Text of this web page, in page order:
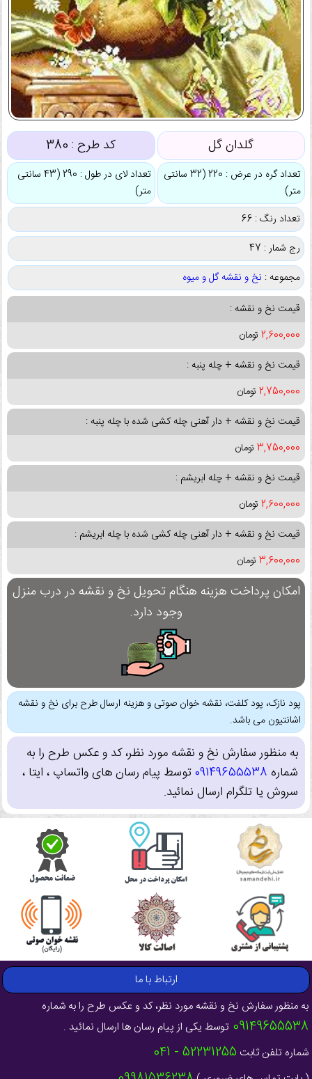
گلدان گل کد طرح : 380
تعداد گره در عرض : 220 (32 سانتی
متر)
تعداد لای در طول : 290 (43 سانتی
متر)
تعداد رنگ : 66
رج شمار : 47
مجموعه : نخ و نقشه گل و میوه
قیمت نخ و نقشه :
2,600,000 تومان
قیمت نخ و نقشه + چله پنبه :
2,750,000 تومان
قیمت نخ و نقشه + دار آهنی چله کشی شده با چله پنبه :
3,750,000 تومان
قیمت نخ و نقشه + چله ابریشم :
2,600,000 تومان
قیمت نخ و نقشه + دار آهنی چله کشی شده با چله ابریشم :
3,600,000 تومان
امکان پرداخت هزینه هنگام تحویل نخ و نقشه در درب منزل
وجود دارد.
پود نازک، پود کلفت، نقشه خوان صوتی و هزینه ارسال طرح برای نخ و نقشه
اشانتیون می باشد.
به منظور سفارش نخ و نقشه مورد نظر، کد و عکس طرح را به
شماره 09149655538توسط پیام رسان های واتساپ ، ایتا ،
سروش یا تلگرام ارسال نمائید.
ارتباط با ما
به منظور سفارش نخ و نقشه مورد نظر، کد و عکس طرح را به شماره
09149655538 توسط یکی از پیام رسان ها ارسال نمائید .
شماره تلفن ثابت 52231255 - 041